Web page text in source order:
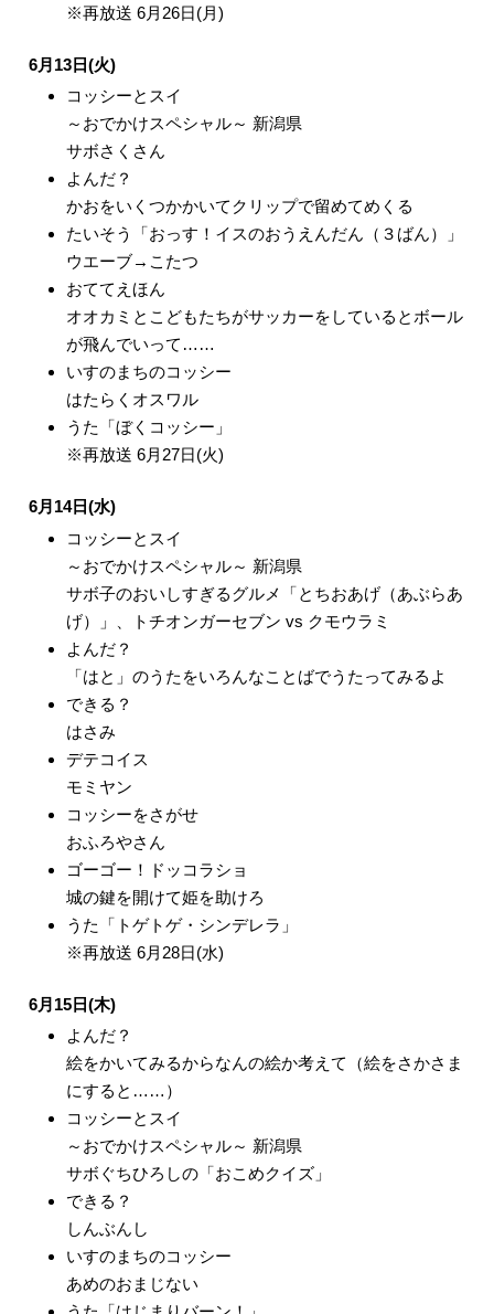
※再放送 6月26日(月)
6月13日(火)
コッシーとスイ
～おでかけスペシャル～ 新潟県
サボさくさん
よんだ？
かおをいくつかかいてクリップで留めてめくる
たいそう「おっす！イスのおうえんだん（３ばん）」
ウエーブ→こたつ
おててえほん
オオカミとこどもたちがサッカーをしているとボール
が飛んでいって……
いすのまちのコッシー
はたらくオスワル
うた「ぼくコッシー」
※再放送 6月27日(火)
6月14日(水)
コッシーとスイ
～おでかけスペシャル～ 新潟県
サボ子のおいしすぎるグルメ「とちおあげ（あぶらあ
げ）」、トチオンガーセブン vs クモウラミ
よんだ？
「はと」のうたをいろんなことばでうたってみるよ
できる？
はさみ
デテコイス
モミヤン
コッシーをさがせ
おふろやさん
ゴーゴー！ドッコラショ
城の鍵を開けて姫を助けろ
うた「トゲトゲ・シンデレラ」
※再放送 6月28日(水)
6月15日(木)
よんだ？
絵をかいてみるからなんの絵か考えて（絵をさかさま
にすると……）
コッシーとスイ
～おでかけスペシャル～ 新潟県
サボぐちひろしの「おこめクイズ」
できる？
しんぶんし
いすのまちのコッシー
あめのおまじない